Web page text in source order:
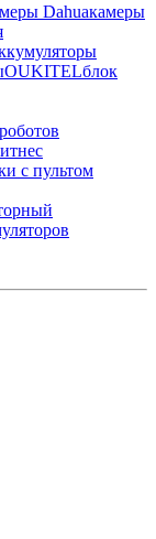
Dahuaкамеры
OUKITELблок
с пультом